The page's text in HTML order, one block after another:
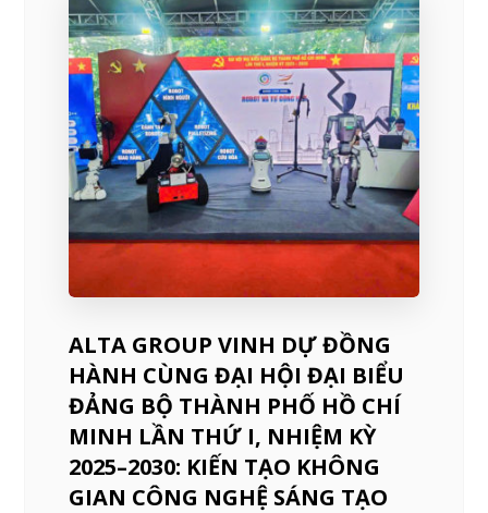
ALTA GROUP VINH DỰ ĐỒNG
HÀNH CÙNG ĐẠI HỘI ĐẠI BIỂU
ĐẢNG BỘ THÀNH PHỐ HỒ CHÍ
MINH LẦN THỨ I, NHIỆM KỲ
2025–2030: KIẾN TẠO KHÔNG
GIAN CÔNG NGHỆ SÁNG TẠO